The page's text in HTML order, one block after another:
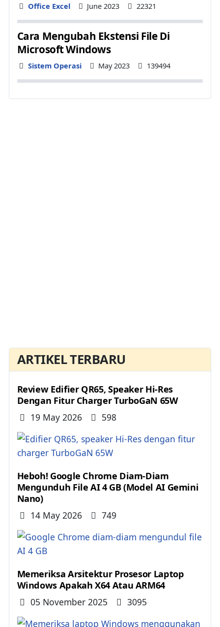
Details
Office Excel June 2023 22321
Cara Mengubah Ekstensi File Di
Microsoft Windows
Details
Sistem Operasi May 2023 139494
ARTIKEL TERBARU
Review Edifier QR65, Speaker Hi-Res
Dengan Fitur Charger TurboGaN 65W
Details
19 May 2026 598
Heboh! Google Chrome Diam-Diam
Mengunduh File AI 4 GB (Model AI Gemini
Nano)
Details
14 May 2026 749
Memeriksa Arsitektur Prosesor Laptop
Windows Apakah X64 Atau ARM64
Details
05 November 2025 3095